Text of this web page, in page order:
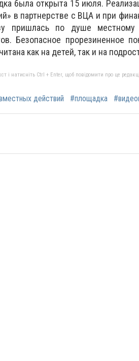
была открыта 15 июля.
в партнерстве с ВЦА и при
пришлась по душе
Безопасное прорезиненное
как на детей, так и на
і натисніть Ctrl + Enter, щоб повідомити про це
действий #площадка